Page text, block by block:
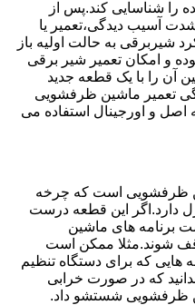
را شناسایی کند.پس از
آسیب دیدگی،تعمیر یا
شیربرقی به حالت اولیه باز
و امکان تعمیر شیر برقی
آن را با یک قطعه جدید
تعمیر ماشین ظرفشویی
اصل و اورجینال استفاده می
ظرفشویی است که چرخه
دارد.اگر این قطعه درست
برنامه های ماشین
شوند.مثلا ممکن است
که برای دستگاه تنظیم
که در صورت خرابی
ظرفشویی شستشو داد.